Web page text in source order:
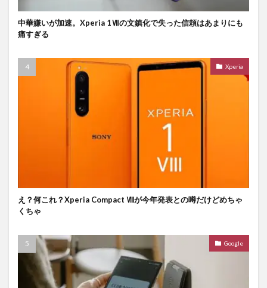
中華嫌いが加速。Xperia 1Ⅶの文鎮化で失った信頼はあまりにも
痛すぎる
Xperia
え？何これ？Xperia Compact Ⅷが今年発表との噂だけどめちゃ
くちゃ
Google